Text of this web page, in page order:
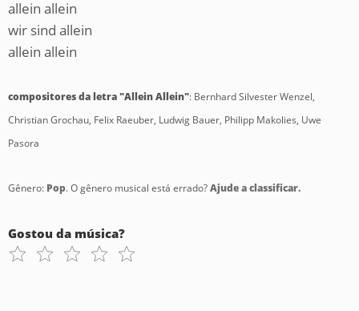
allein allein
wir sind allein
allein allein
compositores da letra "Allein Allein": Bernhard Silvester Wenzel,
Christian Grochau, Felix Raeuber, Ludwig Bauer, Philipp Makolies, Uwe
Pasora
Gênero: Pop. O gênero musical está errado?Ajude a classificar.
Gostou da música?